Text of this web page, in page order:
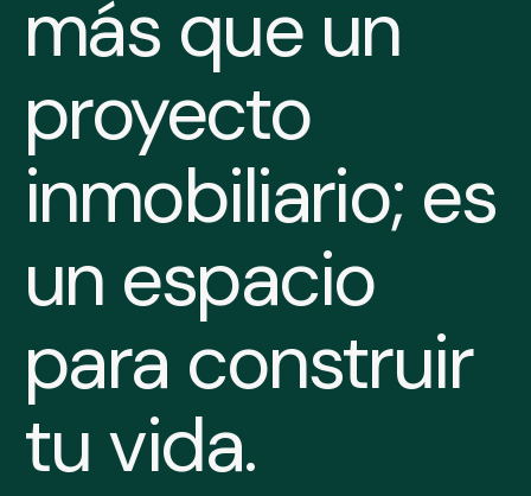
más que un
proyecto
inmobiliario; es
un espacio
para construir
tu vida.